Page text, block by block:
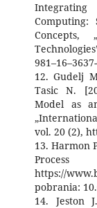
Integrating
Concepts,
12. Gudelj
Tasic N.
Model as
vol. 20 (2),
13. Harmon
https://
pobrania:
14. Jeston